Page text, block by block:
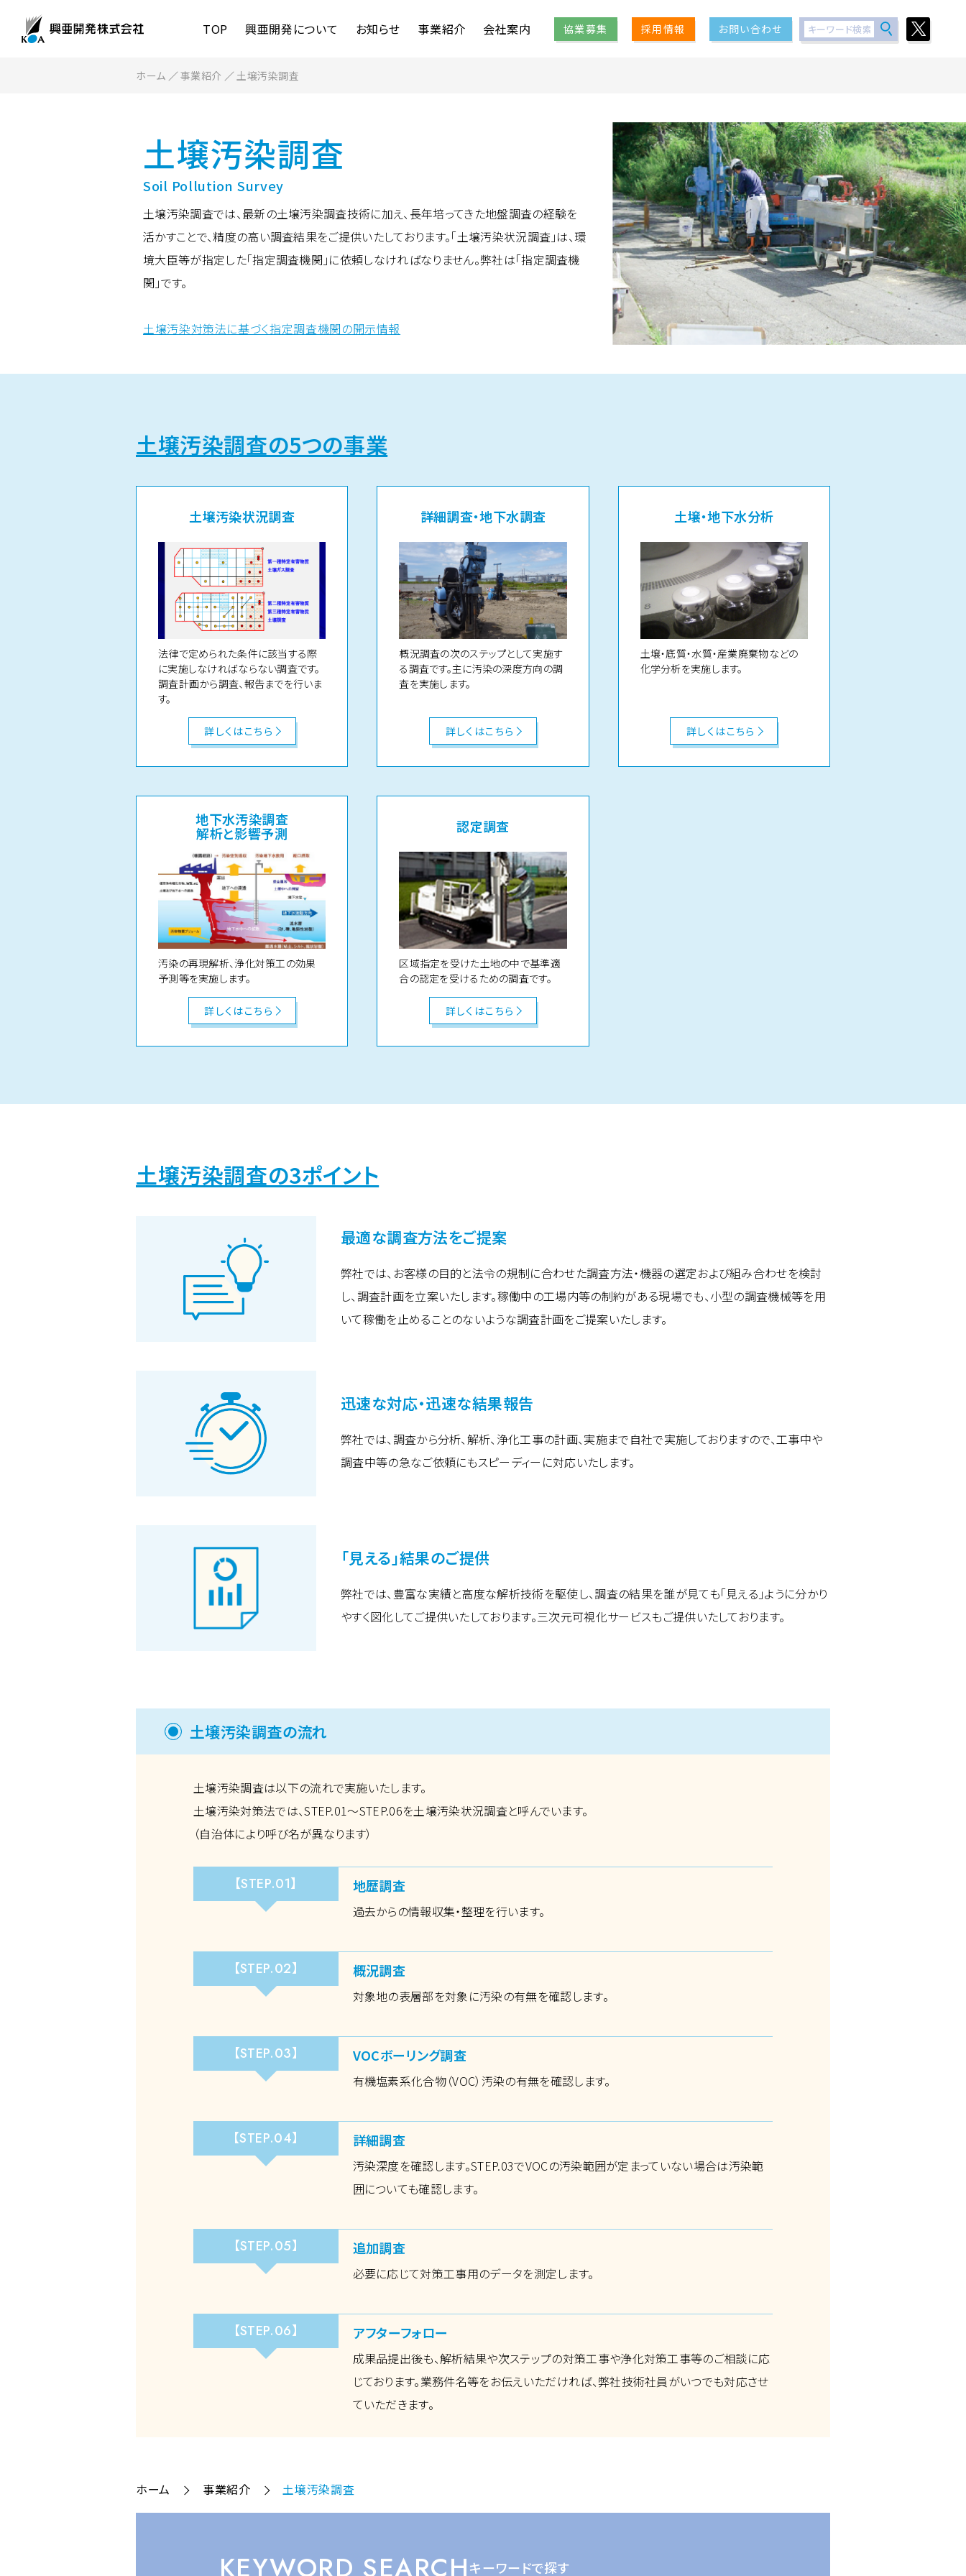
TOP 興亜開発について お知らせ 事業紹介 会社案内 協業募集 採用情報 お問い合わせ
代表挨拶 会社概要 SDGs
事業紹介TOP
地質調査
地表地質踏査
室内土質試験・岩石試験
原位置試験
ボーリング調査
物理探査（維持管理）
維持管理
弾性波探査
磁気探査
音波探査
解析
設計
GIS
土壌汚染調査
土壌汚染状況調査
詳細調査・地下水調査
土壌・地下水分析
地下水汚染調査解析と影響予測
認定調査
土壌地下水浄化
浄化以外の対策
地下水・地中熱工事
地中熱利用工事
ホーム 事業紹介 土壌汚染調査
土壌汚染調査
Soil Pollution Survey
土壌汚染調査では、最新の土壌汚染調査技術に加え、長年培ってきた地盤調査の経験を
活かすことで、精度の高い調査結果をご提供いたしております。「土壌汚染状況調査」は、環
境大臣等が指定した「指定調査機関」に依頼しなければなりません。弊社は「指定調査機
関」です。
土壌汚染対策法に基づく指定調査機関の開示情報
土壌汚染調査の5つの事業
土壌汚染状況調査
法律で定められた条件に該当する際
に実施しなければならない調査です。
調査計画から調査、報告までを行いま
す。
詳しくはこちら
詳細調査・地下水調査
概況調査の次のステップとして実施す
る調査です。主に汚染の深度方向の調
査を実施します。
詳しくはこちら
土壌・地下水分析
土壌・底質・水質・産業廃棄物などの
化学分析を実施します。
詳しくはこちら
地下水汚染調査
解析と影響予測
汚染の再現解析、浄化対策工の効果
予測等を実施します。
詳しくはこちら
認定調査
区域指定を受けた土地の中で基準適
合の認定を受けるための調査です。
詳しくはこちら
土壌汚染調査の3ポイント
最適な調査方法をご提案
弊社では、お客様の目的と法令の規制に合わせた調査方法・機器の選定および組み合わせを検討
し、調査計画を立案いたします。稼働中の工場内等の制約がある現場でも、小型の調査機械等を用
いて稼働を止めることのないような調査計画をご提案いたします。
迅速な対応・迅速な結果報告
弊社では、調査から分析、解析、浄化工事の計画、実施まで自社で実施しておりますので、工事中や
調査中等の急なご依頼にもスピーディーに対応いたします。
「見える」結果のご提供
弊社では、豊富な実績と高度な解析技術を駆使し、調査の結果を誰が見ても「見える」ように分かり
やすく図化してご提供いたしております。三次元可視化サービスもご提供いたしております。
土壌汚染調査の流れ
土壌汚染調査は以下の流れで実施いたします。
土壌汚染対策法では、STEP.01～STEP.06を土壌汚染状況調査と呼んでいます。
（自治体により呼び名が異なります）
【STEP.01】 地歴調査
過去からの情報収集・整理を行います。
【STEP.02】 概況調査
対象地の表層部を対象に汚染の有無を確認します。
【STEP.03】 VOCボーリング調査
有機塩素系化合物（VOC）汚染の有無を確認します。
【STEP.04】 詳細調査
汚染深度を確認します。STEP.03でVOCの汚染範囲が定まっていない場合は汚染範
囲についても確認します。
【STEP.05】 追加調査
必要に応じて対策工事用のデータを測定します。
【STEP.06】 アフターフォロー
成果品提出後も、解析結果や次ステップの対策工事や浄化対策工事等のご相談に応
じております。業務件名等をお伝えいただければ、弊社技術社員がいつでも対応させ
ていただきます。
ホーム 事業紹介 土壌汚染調査
KEYWORD SEARCHキーワードで探す